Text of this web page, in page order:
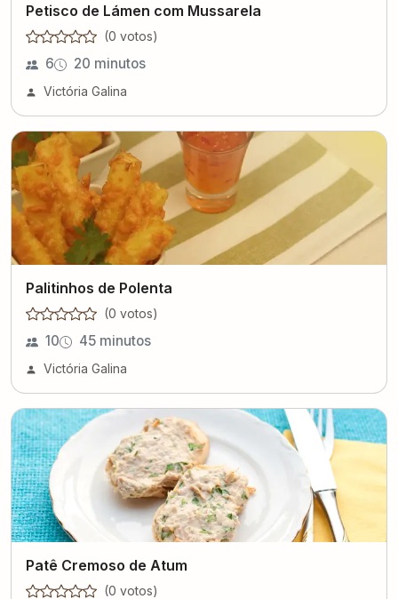
Petisco de Lámen com Mussarela
(0 votos)
6 20 minutos
Victória Galina
Palitinhos de Polenta
(0 votos)
10 45 minutos
Victória Galina
Patê Cremoso de Atum
(0 votos)